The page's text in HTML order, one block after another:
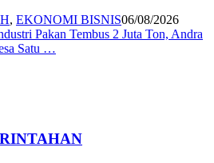
, EKONOMI BISNIS06/08/2026
Pakan Tembus 2 Juta Ton, Andra
Satu …